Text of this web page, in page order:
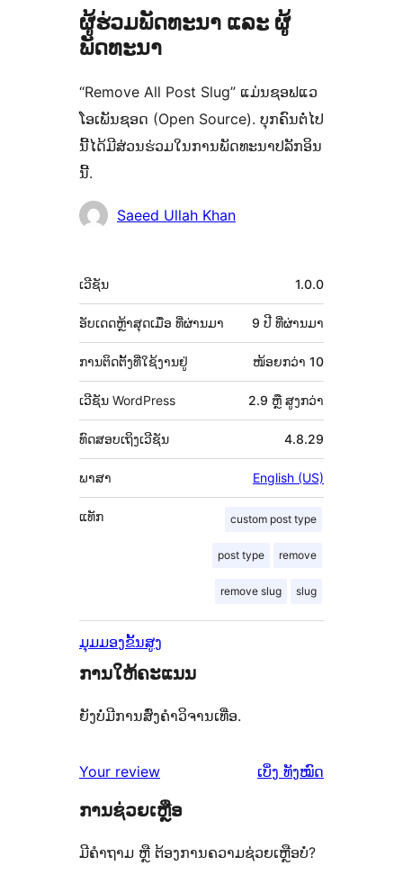
ຜູ້ຮ່ວມພັດທະນາ ແລະ ຜູ້
ພັດທະນາ
“Remove All Post Slug” ແມ່ນຊອຟແວ
ໂອເພັນຊອດ (Open Source). ບຸກຄົນຕໍ່ໄປ
ນີ້ໄດ້ມີສ່ວນຮ່ວມໃນການພັດທະນາປລັກອິນ
ນີ້.
ຜູ້
Saeed Ullah Khan
ຂໍ້ມູນ
ກຳກັບ
(Meta)
ເວີຊັນ 1.0.0
ອັບເດດຫຼ້າສຸດເມື່ອ 9 ປີ ທີ່ຜ່ານມາ
ທີ່ຜ່ານມາ
ການຕິດຕັ້ງທີ່ໃຊ້ງານຢູ່ ໜ້ອຍກວ່າ 10
ເວີຊັນ WordPress 2.9 ຫຼື ສູງກວ່າ
ທົດສອບເຖິງເວີຊັນ 4.8.29
ພາສາ English (US)
ແທັກ custom post type
post type remove
remove slug slug
ມຸມມອງຂັ້ນສູງ
ການໃຫ້ຄະແນນ
ຍັງບໍ່ມີການສົ່ງຄຳວິຈານເທື່ອ.
Your review ເບິ່ງ ຄຳ
ທັງໝົດ
ການຊ່ວຍເຫຼືອ
ມີຄຳຖາມ ຫຼື ຕ້ອງການຄວາມຊ່ວຍເຫຼືອບໍ່?